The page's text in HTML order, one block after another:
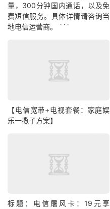
量，300分钟国内通话，以及免
费短信服务。具体详情请咨询当
地电信运营商。 ```
【电信宽带+电视套餐：家庭娱
乐一揽子方案】
标题：电信屠风卡：19元享